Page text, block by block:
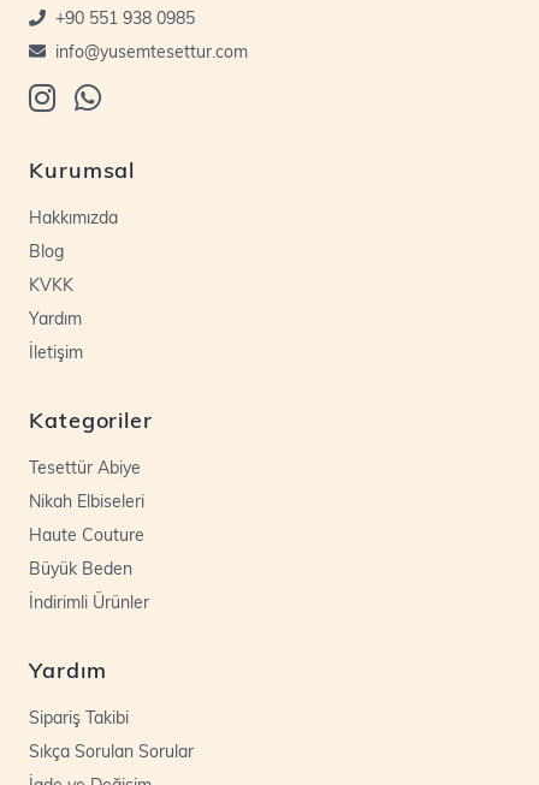
+90 551 938 0985
info@yusemtesettur.com
Kurumsal
Hakkımızda
Blog
KVKK
Yardım
İletişim
Kategoriler
Tesettür Abiye
Nikah Elbiseleri
Haute Couture
Büyük Beden
İndirimli Ürünler
Yardım
Sipariş Takibi
Sıkça Sorulan Sorular